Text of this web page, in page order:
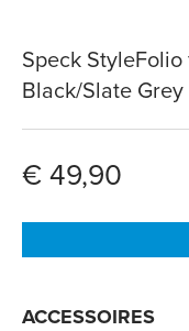
Speck
Black/Slate Grey
€ 49,90
ACCESSOIRES